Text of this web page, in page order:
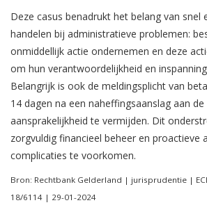
Deze casus benadrukt het belang van snel
handelen bij administratieve problemen:
onmiddellijk actie ondernemen en deze
om hun verantwoordelijkheid en
Belangrijk is ook de meldingsplicht van
14 dagen na een naheffingsaanslag aan
aansprakelijkheid te vermijden. Dit
zorgvuldig financieel beheer en proactieve
complicaties te voorkomen.
Bron: Rechtbank Gelderland | jurisprudentie |
18/6114 | 29-01-2024